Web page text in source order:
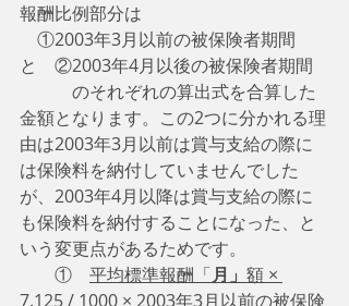
報酬比例部分は
①2003年3月以前の被保険者期間
と　②2003年4月以後の被保険者期間
のそれぞれの算出式を合算した
金額となります。この2つに分かれる理
由は2003年3月以前は賞与支給の際に
は保険料を納付していませんでした
が、2003年4月以降は賞与支給の際に
も保険料を納付することになった、と
いう変更点があるためです。
① 平均標準報酬「月」 額 ×
7.125 / 1000 × 2003年3月以前の被保険